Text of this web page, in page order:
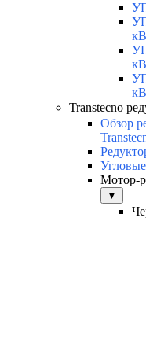
Transtecno
Обзор
Мотор-
▼